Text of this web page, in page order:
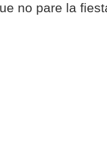
no pare la